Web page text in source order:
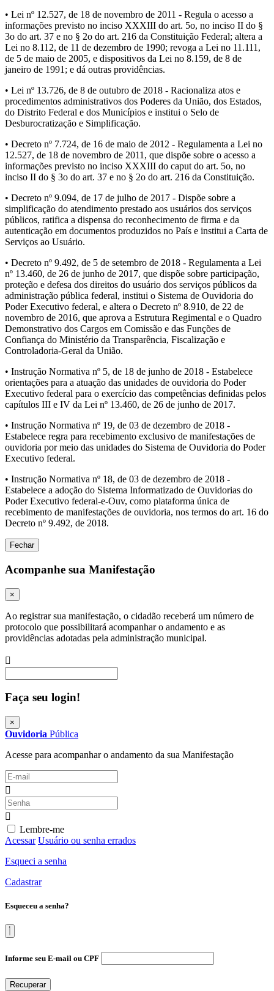
• Lei nº 12.527, de 18 de novembro de 2011 - Regula o acesso a
informações previsto no inciso XXXIII do art. 5o, no inciso II do §
3o do art. 37 e no § 2o do art. 216 da Constituição Federal; altera a
Lei no 8.112, de 11 de dezembro de 1990; revoga a Lei no 11.111,
de 5 de maio de 2005, e dispositivos da Lei no 8.159, de 8 de
janeiro de 1991; e dá outras providências.
• Lei nº 13.726, de 8 de outubro de 2018 - Racionaliza atos e
procedimentos administrativos dos Poderes da União, dos Estados,
do Distrito Federal e dos Municípios e institui o Selo de
Desburocratização e Simplificação.
• Decreto nº 7.724, de 16 de maio de 2012 - Regulamenta a Lei no
12.527, de 18 de novembro de 2011, que dispõe sobre o acesso a
informações previsto no inciso XXXIII do caput do art. 5o, no
inciso II do § 3o do art. 37 e no § 2o do art. 216 da Constituição.
• Decreto nº 9.094, de 17 de julho de 2017 - Dispõe sobre a
simplificação do atendimento prestado aos usuários dos serviços
públicos, ratifica a dispensa do reconhecimento de firma e da
autenticação em documentos produzidos no País e institui a Carta de
Serviços ao Usuário.
• Decreto nº 9.492, de 5 de setembro de 2018 - Regulamenta a Lei
nº 13.460, de 26 de junho de 2017, que dispõe sobre participação,
proteção e defesa dos direitos do usuário dos serviços públicos da
administração pública federal, institui o Sistema de Ouvidoria do
Poder Executivo federal, e altera o Decreto nº 8.910, de 22 de
novembro de 2016, que aprova a Estrutura Regimental e o Quadro
Demonstrativo dos Cargos em Comissão e das Funções de
Confiança do Ministério da Transparência, Fiscalização e
Controladoria-Geral da União.
• Instrução Normativa nº 5, de 18 de junho de 2018 - Estabelece
orientações para a atuação das unidades de ouvidoria do Poder
Executivo federal para o exercício das competências definidas pelos
capítulos III e IV da Lei nº 13.460, de 26 de junho de 2017.
• Instrução Normativa nº 19, de 03 de dezembro de 2018 -
Estabelece regra para recebimento exclusivo de manifestações de
ouvidoria por meio das unidades do Sistema de Ouvidoria do Poder
Executivo federal.
• Instrução Normativa nº 18, de 03 de dezembro de 2018 -
Estabelece a adoção do Sistema Informatizado de Ouvidorias do
Poder Executivo federal-e-Ouv, como plataforma única de
recebimento de manifestações de ouvidoria, nos termos do art. 16 do
Decreto nº 9.492, de 2018.
Fechar
Acompanhe sua Manifestação
×
Ao registrar sua manifestação, o cidadão receberá um número de
protocolo que possibilitará acompanhar o andamento e as
providências adotadas pela administração municipal.
Faça seu login!
×
Ouvidoria Pública
Acesse para acompanhar o andamento da sua Manifestação
Lembre-me
Acessar Usuário ou senha errados
Esqueci a senha
Cadastrar
Esqueceu a senha?
Informe seu E-mail ou CPF
Recuperar